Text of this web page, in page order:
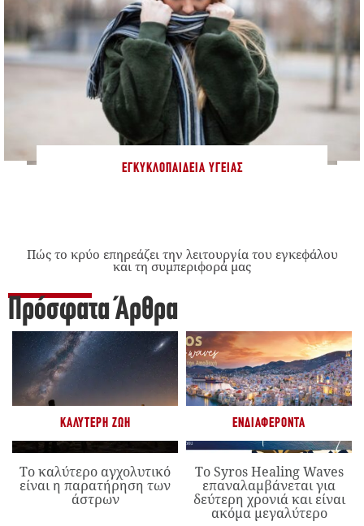
ΕΓΚΥΚΛΟΠΑΊΔΕΙΑ ΥΓΕΊΑΣ
Πώς το κρύο επηρεάζει την λειτουργία του εγκεφάλου
και τη συμπεριφορά μας
Πρόσφατα Άρθρα
ΚΑΛΎΤΕΡΗ ΖΩΉ
Το καλύτερο αγχολυτικό
είναι η παρατήρηση των
άστρων
ΕΝΔΙΑΦΈΡΟΝΤΑ
Το Syros Healing Waves
επαναλαμβάνεται για
δεύτερη χρονιά και είναι
ακόμα μεγαλύτερο